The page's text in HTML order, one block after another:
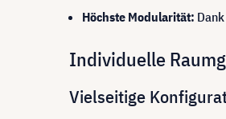
Höchste Modularität:
Individuelle
Vielseitige